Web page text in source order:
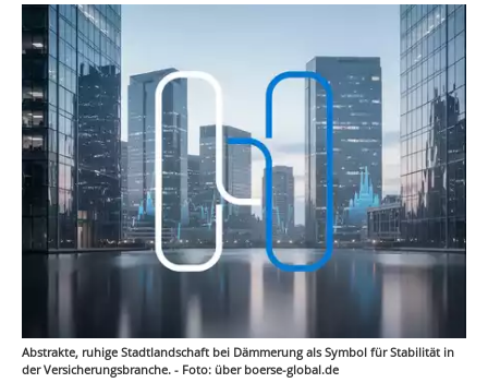
Abstrakte, ruhige Stadtlandschaft bei Dämmerung als Symbol für Stabilität in
der Versicherungsbranche. - Foto: über boerse-global.de